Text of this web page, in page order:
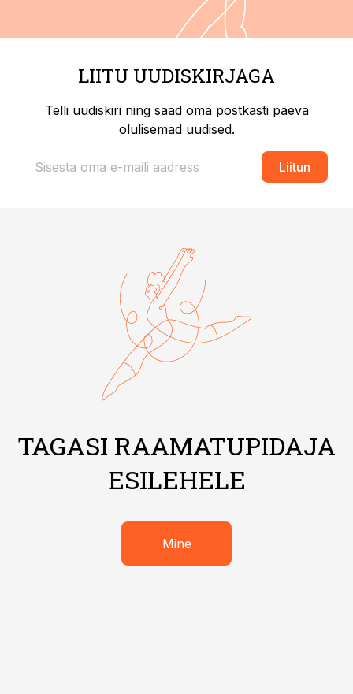
LIITU UUDISKIRJAGA
Telli uudiskiri ning saad oma postkasti päeva
olulisemad uudised.
Liitun
TAGASI RAAMATUPIDAJA
ESILEHELE
Mine